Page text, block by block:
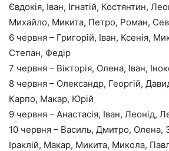
Євдокія, Іван, Ігнатій, Костянтин,
Михайло, Микита, Петро, Роман,
6 червня – Григорій, Іван, Ксенія,
Степан, Федір
7 червня – Вікторія, Олена, Іван,
8 червня – Олександр, Георгій,
Карпо, Макар, Юрій
9 червня – Анастасія, Іван, Леонід,
10 червня – Василь, Дмитро, Олена,
Іраклій, Макар, Микита, Микола,